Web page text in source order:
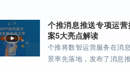
个推消息推送专项运
案5大亮点解读
个推将数智运营服务在消
景率先落地，发布了消息推